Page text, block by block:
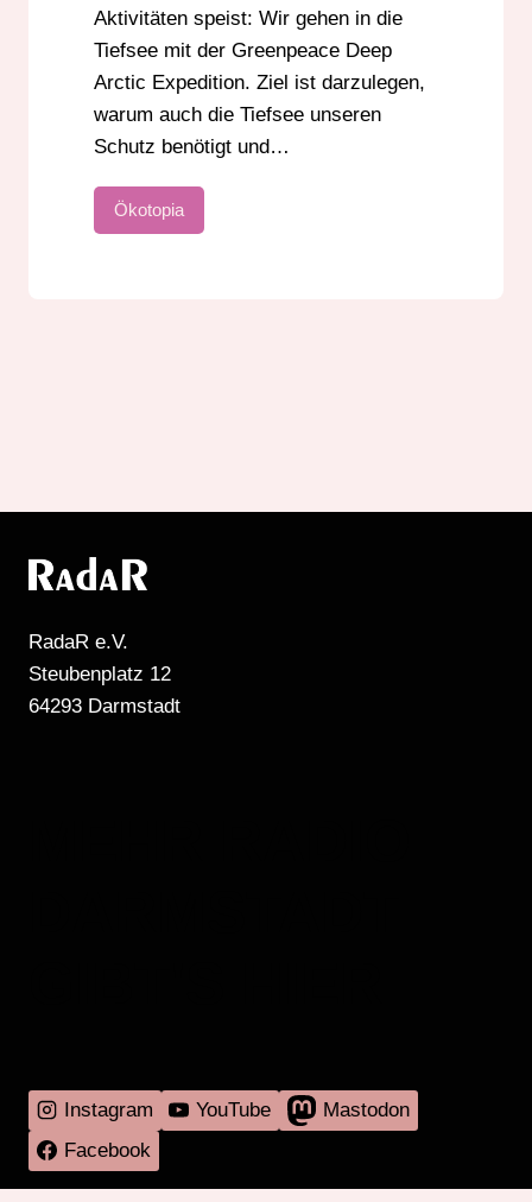
Aktivitäten speist: Wir gehen in die
Tiefsee mit der Greenpeace Deep
Arctic Expedition. Ziel ist darzulegen,
warum auch die Tiefsee unseren
Schutz benötigt und…
Ökotopia
RadaR e.V.
Steubenplatz 12
64293 Darmstadt
Instagram YouTube
Mastodon
Facebook